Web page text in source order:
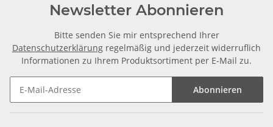
Newsletter Abonnieren
Bitte senden Sie mir entsprechend Ihrer
Datenschutzerklärung regelmäßig und jederzeit widerruflich
Informationen zu Ihrem Produktsortiment per E-Mail zu.
Abonnieren